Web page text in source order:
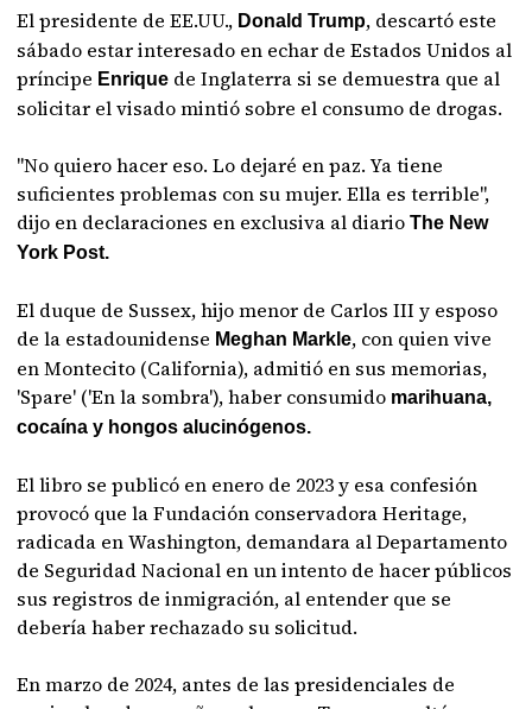
El presidente de EE.UU., Donald Trump, descartó este
sábado estar interesado en echar de Estados Unidos al
príncipe Enrique de Inglaterra si se demuestra que al
solicitar el visado mintió sobre el consumo de drogas.
"No quiero hacer eso. Lo dejaré en paz. Ya tiene
suficientes problemas con su mujer. Ella es terrible",
dijo en declaraciones en exclusiva al diarioThe New
York Post.
El duque de Sussex, hijo menor de Carlos III y esposo
de la estadounidense Meghan Markle, con quien vive
en Montecito (California), admitió en sus memorias,
'Spare' ('En la sombra'), haber consumido marihuana,
cocaína y hongos alucinógenos.
El libro se publicó en enero de 2023 y esa confesión
provocó que la Fundación conservadora Heritage,
radicada en Washington, demandara al Departamento
de Seguridad Nacional en un intento de hacer públicos
sus registros de inmigración, al entender que se
debería haber rechazado su solicitud.
En marzo de 2024, antes de las presidenciales de